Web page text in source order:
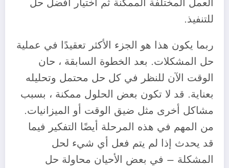
للتنفيذ.
‎ربما يكون هذا هو الجزء الأكثر تعقيدًا في عملية
حل المشكلات. بعد الخطوة السابقة ، حان
الوقت الآن للنظر في كل حل محتمل وتحليله
بعناية. قد لا تكون بعض الحلول ممكنة ، بسبب
مشاكل أخرى مثل ضيق الوقت أو الميزانيات.
من المهم في هذه المرحلة أيضًا التفكير فيما
قد يحدث إذا لم يتم فعل أي شيء لحل
المشكلة – في بعض الأحيان محاولة حل